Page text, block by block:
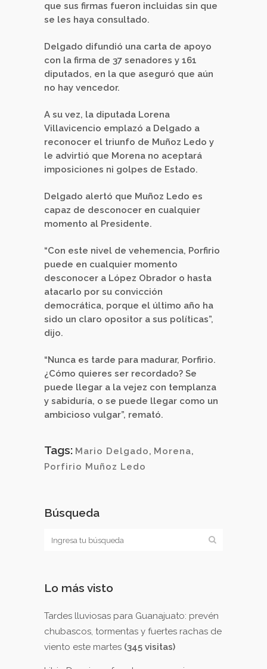
que sus firmas fueron incluidas sin que
se les haya consultado.
Delgado difundió una carta de apoyo
con la firma de 37 senadores y 161
diputados, en la que aseguró que aún
no hay vencedor.
A su vez, la diputada Lorena
Villavicencio emplazó a Delgado a
reconocer el triunfo de Muñoz Ledo y
le advirtió que Morena no aceptará
imposiciones ni golpes de Estado.
Delgado alertó que Muñoz Ledo es
capaz de desconocer en cualquier
momento al Presidente.
“Con este nivel de vehemencia, Porfirio
puede en cualquier momento
desconocer a López Obrador o hasta
atacarlo por su convicción
democrática, porque el último año ha
sido un claro opositor a sus políticas”,
dijo.
“Nunca es tarde para madurar, Porfirio.
¿Cómo quieres ser recordado? Se
puede llegar a la vejez con templanza
y sabiduría, o se puede llegar como un
ambicioso vulgar”, remató.
Tags: Mario Delgado, Morena,
Porfirio Muñoz Ledo
Búsqueda
Lo más visto
Tardes lluviosas para Guanajuato: prevén
chubascos, tormentas y fuertes rachas de
viento este martes (345 visitas)